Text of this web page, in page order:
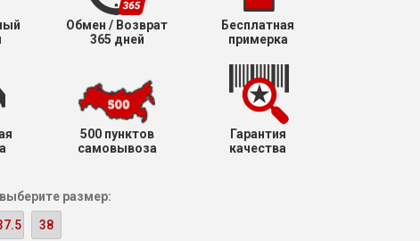
Обмен / Возврат
365 дней
Бесплатная
примерка
500 пунктов
самовывоза
Гарантия
качества
размер:
38